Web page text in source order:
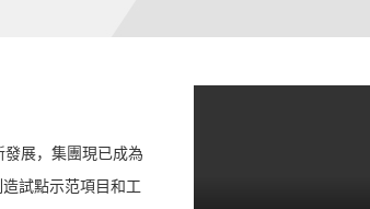
發展，集團現已成為
試點示范項目和工